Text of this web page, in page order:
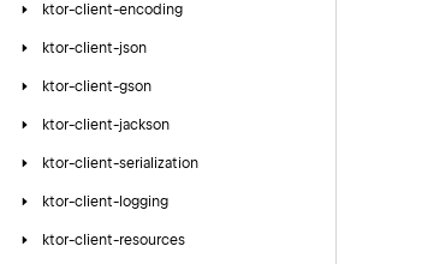
ktor-client-encoding
ktor-client-json
ktor-client-gson
ktor-client-jackson
ktor-client-serialization
ktor-client-logging
ktor-client-resources